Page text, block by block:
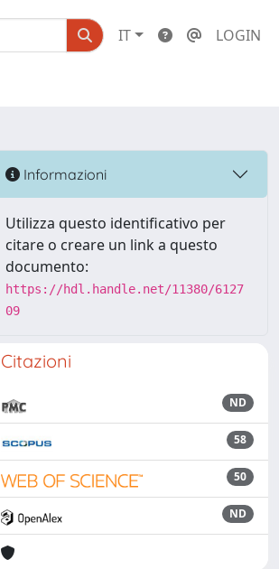
IT LOGIN
Informazioni
Utilizza questo identificativo per
citare o creare un link a questo
documento:
https://hdl.handle.net/11380/6127
09
Citazioni
ND
58
50
ND